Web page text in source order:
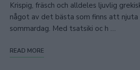
Krispig, fräsch och alldeles ljuvlig
något av det bästa som finns att njuta
sommardag. Med tsatsiki oc h …
READ MORE